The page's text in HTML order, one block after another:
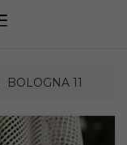
BOLOGNA 11